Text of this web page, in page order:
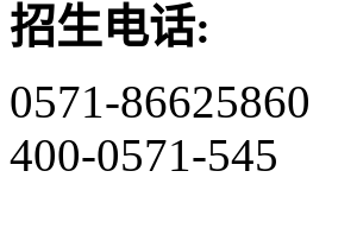
招生电话:
0571-86625860
400-0571-545